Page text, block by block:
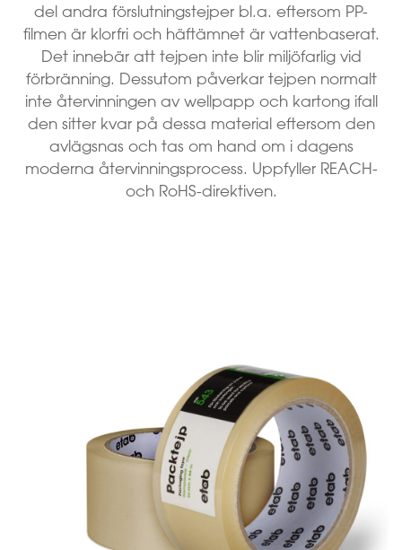
del andra förslutningstejper bl.a. eftersom PP-
filmen är klorfri och häftämnet är vattenbaserat.
Det innebär att tejpen inte blir miljöfarlig vid
förbränning. Dessutom påverkar tejpen normalt
inte återvinningen av wellpapp och kartong ifall
den sitter kvar på dessa material eftersom den
avlägsnas och tas om hand om i dagens
moderna återvinningsprocess. Uppfyller REACH-
och RoHS-direktiven.